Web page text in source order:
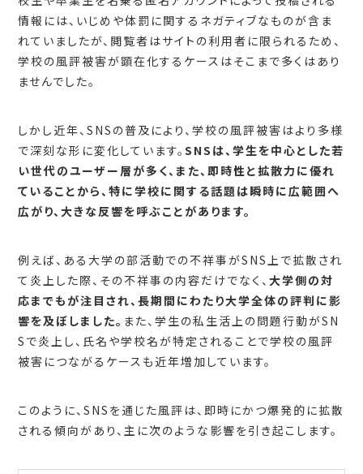
情報には、いじめや体罰に関するネガティブなものが含ま
れていましたが、閲覧者はサイトの利用者に限られるため、
学校の風評被害が顕在化するケースはそこまで多くはあり
ませんでした。
しかし近年、SNSの普及により、学校の風評被害はより多様
で深刻な形に変化しています。SNSは、学生を中心とした若
い世代のユーザー層が多く、また、即時性と拡散力に優れ
ていることから、特に学校に関する話題は瞬時に広範囲へ
広がり、大きな反響を呼ぶことがあります。
例えば、ある大学の部活動での不祥事がSNS上で拡散され
て炎上した際、その不祥事の内容だけでなく、大学側の対
応までもが注目され、長期間にわたり大学全体の評判に影
響を及ぼしました。 また、学生の私生活上の問題行動がSN
Sで炎上し、氏名や学校名が特定されることで学校の風評
被害につながるケースも近年増加しています。
このように、SNSを通じた風評は、即時にかつ爆発的に拡散
される傾向があり、主に次のような影響を引き起こします。